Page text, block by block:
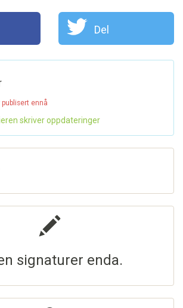
Del
publisert ennå
skriver oppdateringer
signaturer enda.